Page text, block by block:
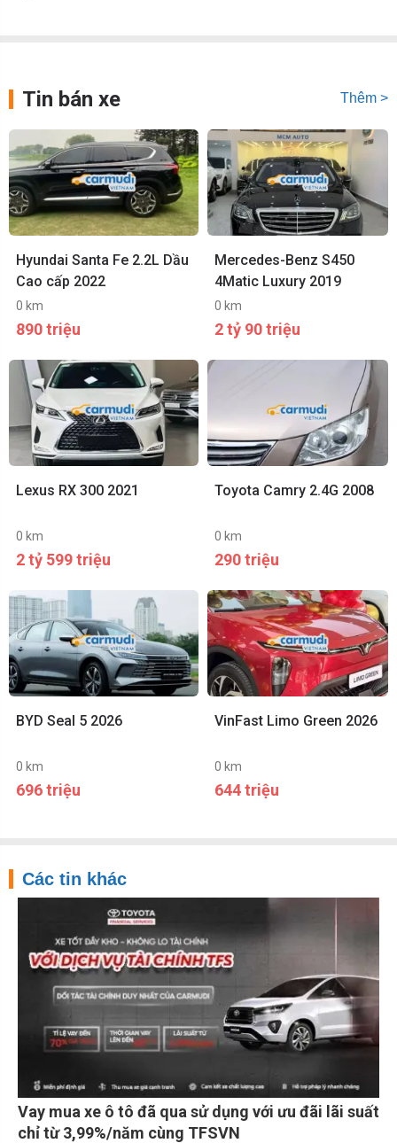
Tin bán xe Thêm >
Hyundai Santa Fe 2.2L Dầu
Cao cấp 2022
0 km
890 triệu
Mercedes-Benz S450
4Matic Luxury 2019
0 km
2 tỷ 90 triệu
Lexus RX 300 2021
0 km
2 tỷ 599 triệu
Toyota Camry 2.4G 2008
0 km
290 triệu
BYD Seal 5 2026
0 km
696 triệu
VinFast Limo Green 2026
0 km
644 triệu
Các tin khác
Vay mua xe ô tô đã qua sử dụng với ưu đãi lãi suất
chỉ từ 3,99%/năm cùng TFSVN